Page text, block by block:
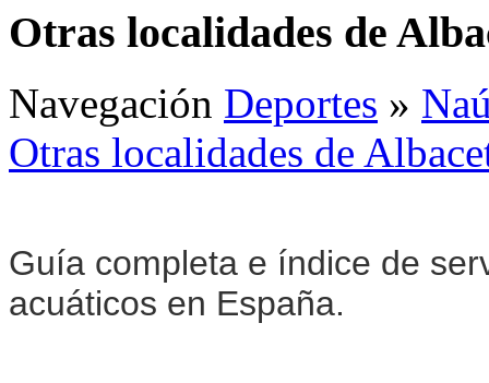
Otras localidades de
Navegación Deportes »
Otras localidades de
Guía completa e índice de
acuáticos en España.